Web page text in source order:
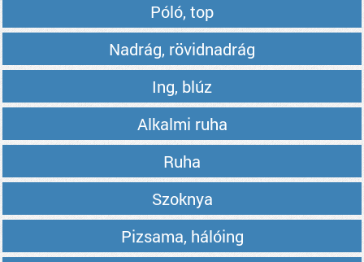
Póló, top
Nadrág, rövidnadrág
Ing, blúz
Alkalmi ruha
Ruha
Szoknya
Pizsama, hálóing